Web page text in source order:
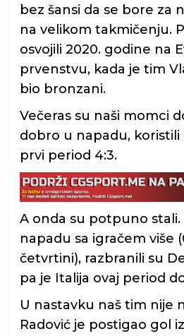
bez šansi da se bore za
na velikom takmičenju.
osvojili 2020. godine na
prvenstvu, kada je tim
bio bronzani.
Večeras su naši momci
dobro u napadu, koristili
prvi period 4:3.
A onda su potpuno stali.
napadu sa igračem više
četvrtini), razbranili su
pa je Italija ovaj period
U nastavku naš tim nije
Radović je postigao gol